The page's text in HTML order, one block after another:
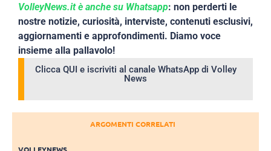
VolleyNews.it è anche su Whatsapp: non perderti le
nostre notizie, curiosità, interviste, contenuti esclusivi,
aggiornamenti e approfondimenti. Diamo voce
insieme alla pallavolo!
Clicca QUI e iscriviti al canale WhatsApp di Volley
News
ARGOMENTI CORRELATI